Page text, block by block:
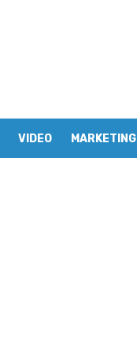
VIDEO MARKETING